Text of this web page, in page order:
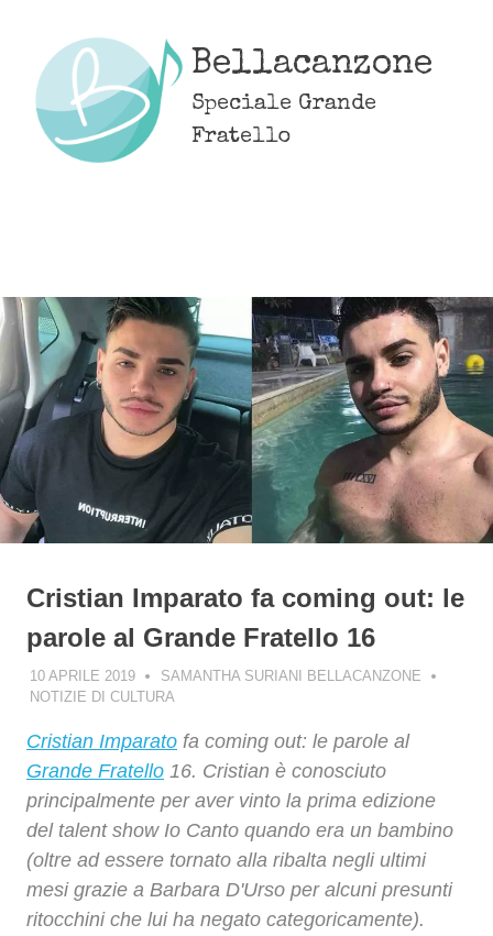
content
Bellacanzone
Speciale Grande
Fratello
Cristian Imparato fa coming out: le
parole al Grande Fratello 16
10 APRILE 2019
SAMANTHA SURIANI BELLACANZONE
NOTIZIE DI CULTURA
Cristian Imparato fa coming out: le parole al
Grande Fratello 16. Cristian è conosciuto
principalmente per aver vinto la prima edizione
del talent show Io Canto quando era un bambino
(oltre ad essere tornato alla ribalta negli ultimi
mesi grazie a Barbara D'Urso per alcuni presunti
ritocchini che lui ha negato categoricamente).